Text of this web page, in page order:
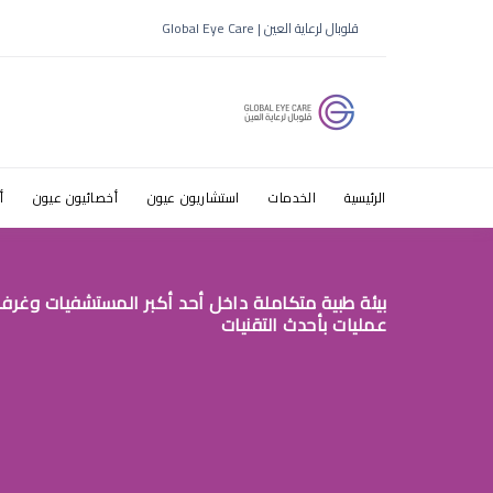
دكتور
الرياض
قلوبال لرعاية العين | Global Eye Care
الرئيسية الخدمات استشاريون عيون أخصائيون عيون
بيئة طبية متكاملة داخل أحد أكبر المستشفيات
عمليات بأحدث التقنيات